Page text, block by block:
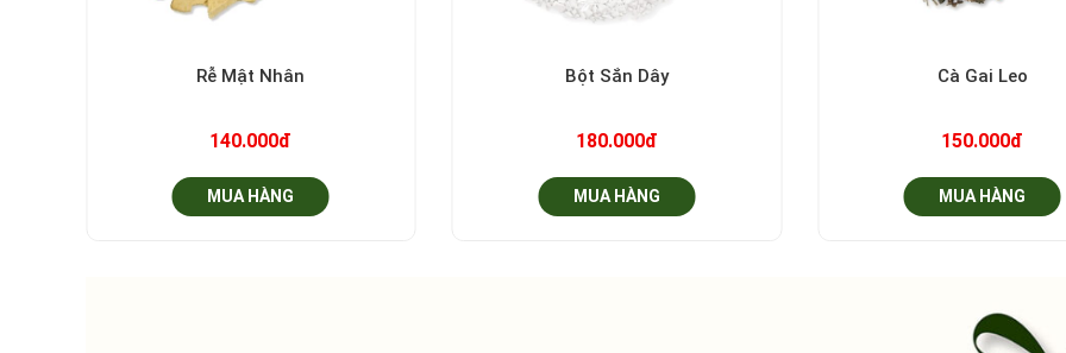
Rễ Mật Nhân
140.000đ
MUA HÀNG
Bột Sắn Dây
180.000đ
MUA HÀNG
Cà Gai Leo
150.000đ
MUA HÀNG